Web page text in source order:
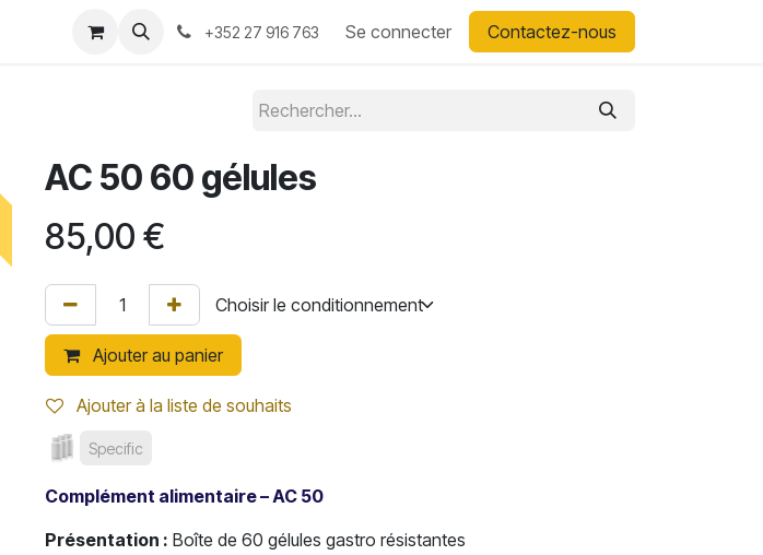
Blog +352 27 916 763 Se connecter Contactez-nous
AC 50 60 gélules
85,00 €
Ajouter au panier
Ajouter à la liste de souhaits
Specific
Complément alimentaire – AC 50
Présentation : Boîte de 60 gélules gastro résistantes